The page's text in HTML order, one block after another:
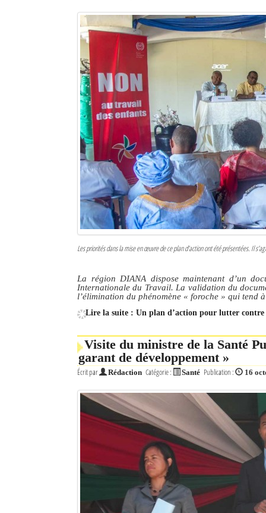
Les priorités dans la mise en œuvre de ce plan d’action ont été présentées. Il
La région DIANA dispose maintenant d’un
Internationale du Travail. La validation du
l’élimination du phénomène « foroche » qui tend
Lire la suite : Un plan d’action pour lutter contre
Visite du ministre de la Santé
garant de développement »
Écrit par Rédaction Catégorie : Santé Publication : 16